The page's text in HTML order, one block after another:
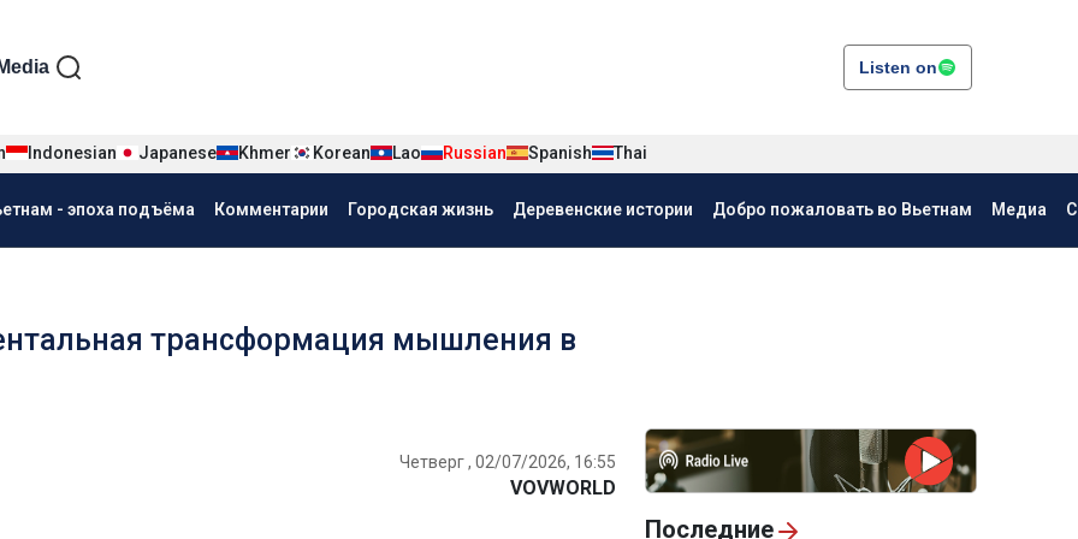
tiếng Nga
Media Listen on
Indonesian Japanese Khmer Korean Lao Russian Spanish Thai
- эпоха подъёма Комментарии Городская жизнь Деревенские истории Добро пожаловать во Вьетнам Медиа
трансформация мышления в
Четверг , 02/07/2026, 16:55
VOVWORLD
Последние